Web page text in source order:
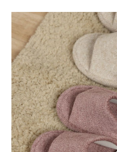
法說明評估內容。
【繳款方式說明】
1.分期款項不併入電信帳單，「大哥付
醒簡訊。
2.透過簡訊連結打開帳單後，可選擇「
帳／街口支付／iPASS MONEY」等通路
【注意事項】
1.本服務係由「台灣大哥大股份有限公
用戶於交易時，得透過本服務購買商品
買賣價金債權讓與本公司後，依約使用
2.基於同意付款使用「大哥付你分期」
資料（包含姓名、電話或地址）提供予
由本公司與您本人進行分期帳單所需資
3.完整用戶服務條款，請詳閱以下連結：
２．便利：只要手機號碼，簡訊認證，
３．安心：先確認商品／服務後，再付款
【「AFTEE先享後付」結帳流程】
１．於結帳方式選擇「AFTEE先享後付
結帳頁面，進行簡訊認證並確認金額後
２．訂單成立數日內，您將收到繳費通
３．收到繳費通知簡訊後14天內，點
ATM／網路銀行／等多元方式進行付款
※ 請注意：結帳手續完成當下不需立刻
購買商品的店家。未經商家同意取消之
後付繳納相關費用。
※ 交易是否成功請以「AFTEE先享後
是否繳費成功／繳費後需取消欲退款等
客戶支援中心」https://
每筆NT$80，滿NT$888(含以上)免運
付款後 全家取貨
每筆NT$80，滿NT$888(含以上)免運
7-11 取貨付款
每筆NT$80，滿NT$1,500(含以上)
付款後 7-11取貨
每筆NT$80，滿NT$1,500(含以上)
宅配
每筆NT$80，滿NT$1,500(含以上)